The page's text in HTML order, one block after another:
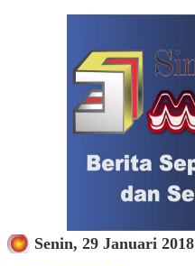
Senin, 29 Januari 2018